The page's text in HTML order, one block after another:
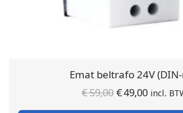
Emat beltrafo 24V
€59,00
prijs was:
€49,00
prijs is:
incl.